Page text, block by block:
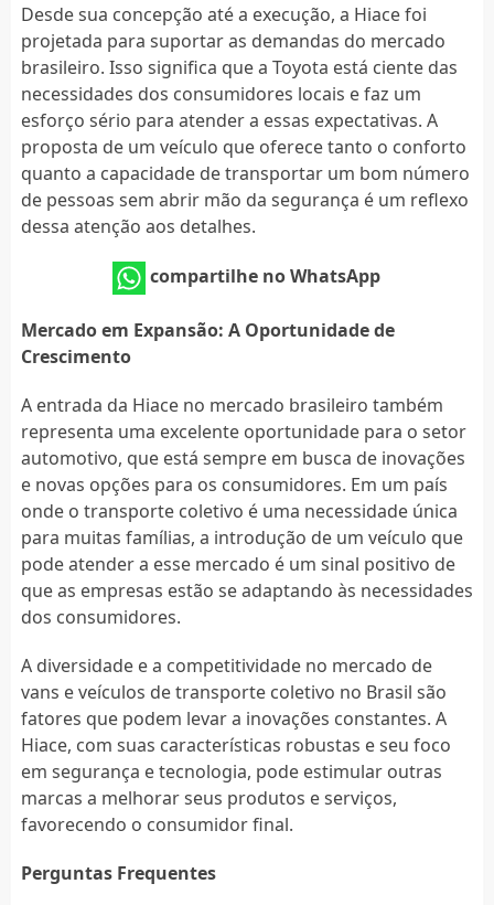
Desde sua concepção até a execução, a Hiace foi
projetada para suportar as demandas do mercado
brasileiro. Isso significa que a Toyota está ciente das
necessidades dos consumidores locais e faz um
esforço sério para atender a essas expectativas. A
proposta de um veículo que oferece tanto o conforto
quanto a capacidade de transportar um bom número
de pessoas sem abrir mão da segurança é um reflexo
dessa atenção aos detalhes.
compartilhe no WhatsApp
Mercado em Expansão: A Oportunidade de
Crescimento
A entrada da Hiace no mercado brasileiro também
representa uma excelente oportunidade para o setor
automotivo, que está sempre em busca de inovações
e novas opções para os consumidores. Em um país
onde o transporte coletivo é uma necessidade única
para muitas famílias, a introdução de um veículo que
pode atender a esse mercado é um sinal positivo de
que as empresas estão se adaptando às necessidades
dos consumidores.
A diversidade e a competitividade no mercado de
vans e veículos de transporte coletivo no Brasil são
fatores que podem levar a inovações constantes. A
Hiace, com suas características robustas e seu foco
em segurança e tecnologia, pode estimular outras
marcas a melhorar seus produtos e serviços,
favorecendo o consumidor final.
Perguntas Frequentes